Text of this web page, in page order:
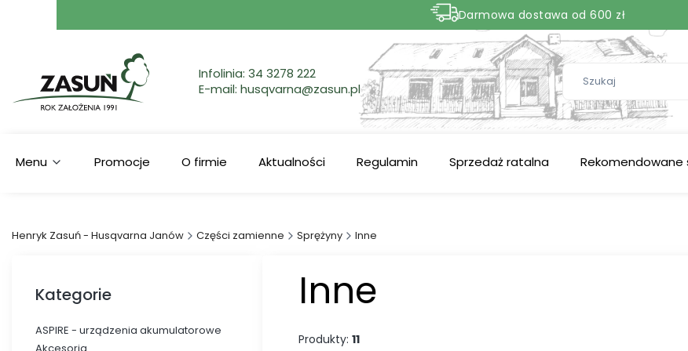
Darmowa dostawa od 600 zł
Nasze aktualne promocje -zobacz
Infolinia: 34 3278 222
E-mail: husqvarna@zasun.pl
Menu Promocje O firmie Aktualności Regulamin Sprzedaż ratalna Rekomendowane
Henryk Zasuń - Husqvarna Janów Części zamienne Sprężyny Inne
Kategorie
ASPIRE - urządzenia akumulatorowe
Inne
Produkty: 11